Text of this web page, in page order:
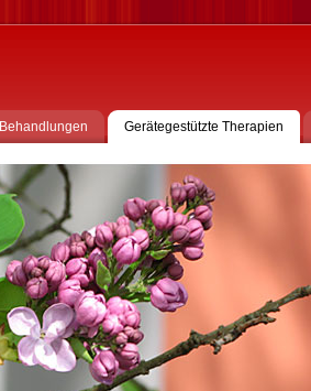
Behandlungen Gerätegestützte Therapien